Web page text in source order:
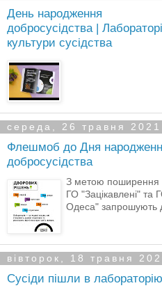
День народження
добросусідства |
культури сусідства
середа, 26 травня 2021
Флешмоб до Дня
добросусідства
З метою поширення
ГО "Зацікавлені" та
Одеса" запрошують
вівторок, 18 травня
Сусіди пішли в лабораторію